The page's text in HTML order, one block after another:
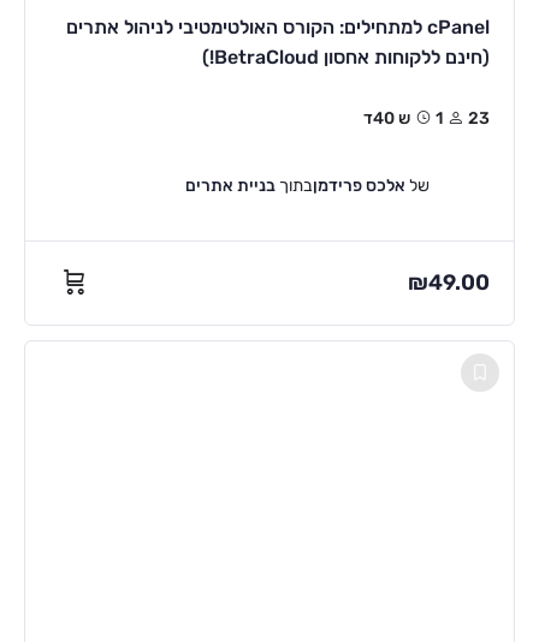
cPanel למתחילים: הקורס האולטימטיבי לניהול אתרים
(חינם ללקוחות אחסון BetraCloud!)
23 1ש 40ד
של אלכס פרידמןבתוך בניית אתרים
₪49.00